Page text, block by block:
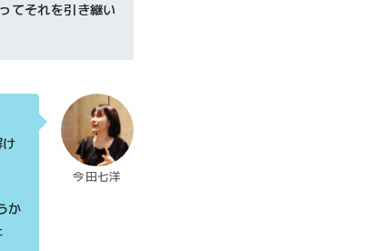
てそれを引き継い
今田七洋
か